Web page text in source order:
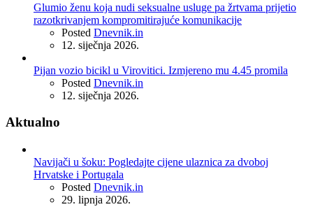
Glumio ženu koja nudi seksualne usluge pa žrtvama prijetio
razotkrivanjem kompromitirajuće komunikacije
Posted Dnevnik.in
12. siječnja 2026.
Pijan vozio bicikl u Virovitici. Izmjereno mu 4.45 promila
Posted Dnevnik.in
12. siječnja 2026.
Aktualno
Navijači u šoku: Pogledajte cijene ulaznica za dvoboj
Hrvatske i Portugala
Posted Dnevnik.in
29. lipnja 2026.